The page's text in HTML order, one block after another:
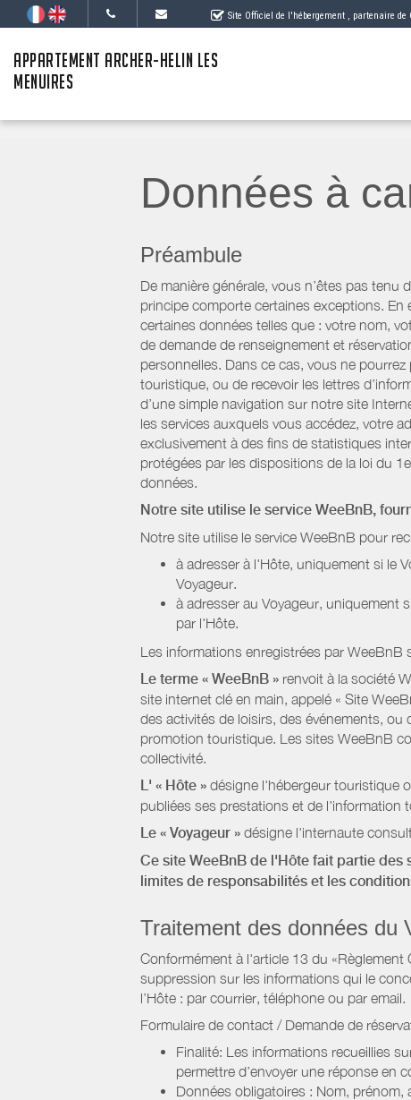
Site Officiel de l'hébergement , partenaire de
APPARTEMENT ARCHER-HELIN LES
MENUIRES
Données à
Préambule
De manière générale, vous n’êtes pas
principe comporte certaines exceptions.
certaines données telles que : votre nom,
de demande de renseignement et
personnelles. Dans ce cas, vous ne
touristique, ou de recevoir les lettres
d’une simple navigation sur notre site
les services auxquels vous accédez, votre
exclusivement à des fins de statistiques
protégées par les dispositions de la loi du
données.
Notre site utilise le service WeeBnB,
Notre site utilise le service WeeBnB pour
à adresser à l'Hôte, uniquement si le
Voyageur.
à adresser au Voyageur, uniquement
par l'Hôte.
Les informations enregistrées par WeeBnB
Le terme « WeeBnB » renvoit à la société
site internet clé en main, appelé « Site
des activités de loisirs, des événements, ou
promotion touristique. Les sites WeeBnB
collectivité.
L' « Hôte » désigne l'hébergeur touristique
publiées ses prestations et de l'information
Le « Voyageur » désigne l'internaute
Ce site WeeBnB de l'Hôte fait partie des
limites de responsabilités et les
Traitement des données du
Conformément à l'article 13 du «Règlement
suppression sur les informations qui le
l’Hôte : par courrier, téléphone ou par email.
Formulaire de contact / Demande de
Finalité: Les informations recueillies
permettre d’envoyer une réponse en
Données obligatoires : Nom, prénom,